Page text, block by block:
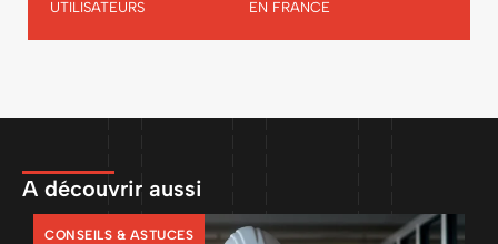
UTILISATEURS EN FRANCE
A découvrir aussi
CONSEILS & ASTUCES